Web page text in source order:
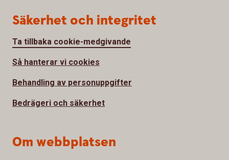
Säkerhet och integritet
Ta tillbaka cookie-medgivande
Så hanterar vi cookies
Behandling av personuppgifter
Bedrägeri och säkerhet
Om webbplatsen